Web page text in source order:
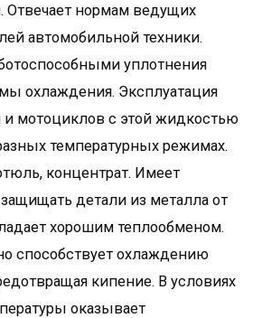
Отвечает нормам ведущих
автомобильной техники.
уплотнения
охлаждения. Эксплуатация
и мотоциклов с этой жидкостью
температурных режимах.
концентрат. Имеет
детали из металла от
хорошим теплообменом.
способствует охлаждению
кипение. В условиях
оказывает